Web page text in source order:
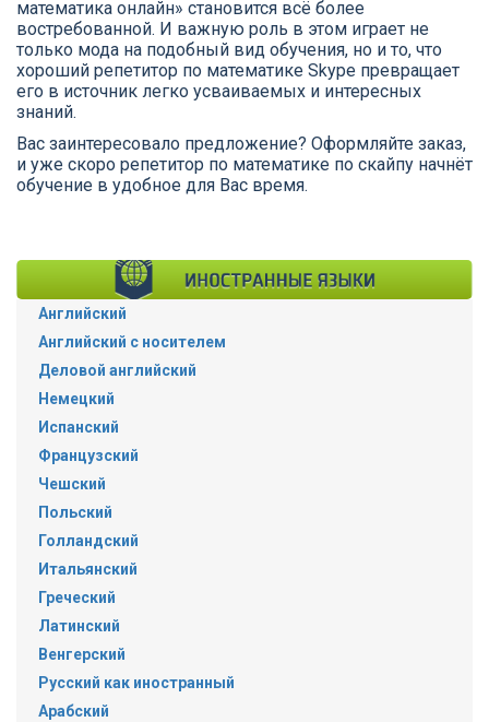
математика онлайн» становится всё более
востребованной. И важную роль в этом играет не
только мода на подобный вид обучения, но и то, что
хороший репетитор по математике Skype превращает
его в источник легко усваиваемых и интересных
знаний.
Вас заинтересовало предложение? Оформляйте заказ,
и уже скоро репетитор по математике по скайпу начнёт
обучение в удобное для Вас время.
Английский
Английский с носителем
Деловой английский
Немецкий
Испанский
Французский
Чешский
Польский
Голландский
Итальянский
Греческий
Латинский
Венгерский
Русский как иностранный
Арабский